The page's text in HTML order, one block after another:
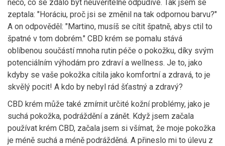
něco, co se zdálo být neuvěřitelně odpudivé. Tak jsem se
zeptala: "Horáciu, proč jsi se změnil na tak odpornou barvu?"
A on odpověděl: "Martino, musíš se cítit špatně, abys ctil to
špatné v tom dobrém." CBD krém se pomalu stává
oblíbenou součástí mnoha rutin péče o pokožku, díky svým
potenciálním výhodám pro zdraví a wellness. Je to, jako
kdyby se vaše pokožka cítila jako komfortní a zdravá, to je
skvělý pocit! A kdo by nebyl rád šťastný a zdravý?
CBD krém může také zmírnit určité kožní problémy, jako je
suchá pokožka, podráždění a zánět. Když jsem začala
používat krém CBD, začala jsem si všímat, že moje pokožka
je méně suchá a méně podrážděná. A přineslo mi to úlevu z